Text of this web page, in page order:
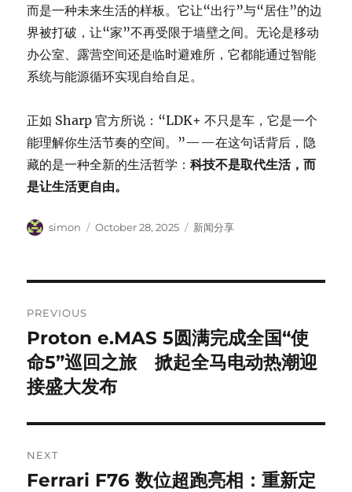
而是一种未来生活的样板。它让“出行”与“居住”的边
界被打破，让“家”不再受限于墙壁之间。无论是移动
办公室、露营空间还是临时避难所，它都能通过智能
系统与能源循环实现自给自足。
正如 Sharp 官方所说：“LDK+ 不只是车，它是一个
能理解你生活节奏的空间。”——在这句话背后，隐
藏的是一种全新的生活哲学：科技不是取代生活，而
是让生活更自由。
Author
simon
Posted
October 28, 2025 Categories
新闻分享
navigation
PREVIOUS
Previous
post:
Proton e.MAS 5圆满完成全国“使
命5”巡回之旅 掀起全马电动热潮迎
接盛大发布
NEXT
Next
Ferrari F76 数位超跑亮相：重新定